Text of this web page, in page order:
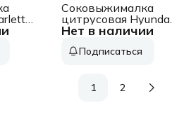
Нет в наличии
Соковыжималка
цитрусовая Hyundai
HY-JC4123 30Вт
черный/
Подписаться
1 2